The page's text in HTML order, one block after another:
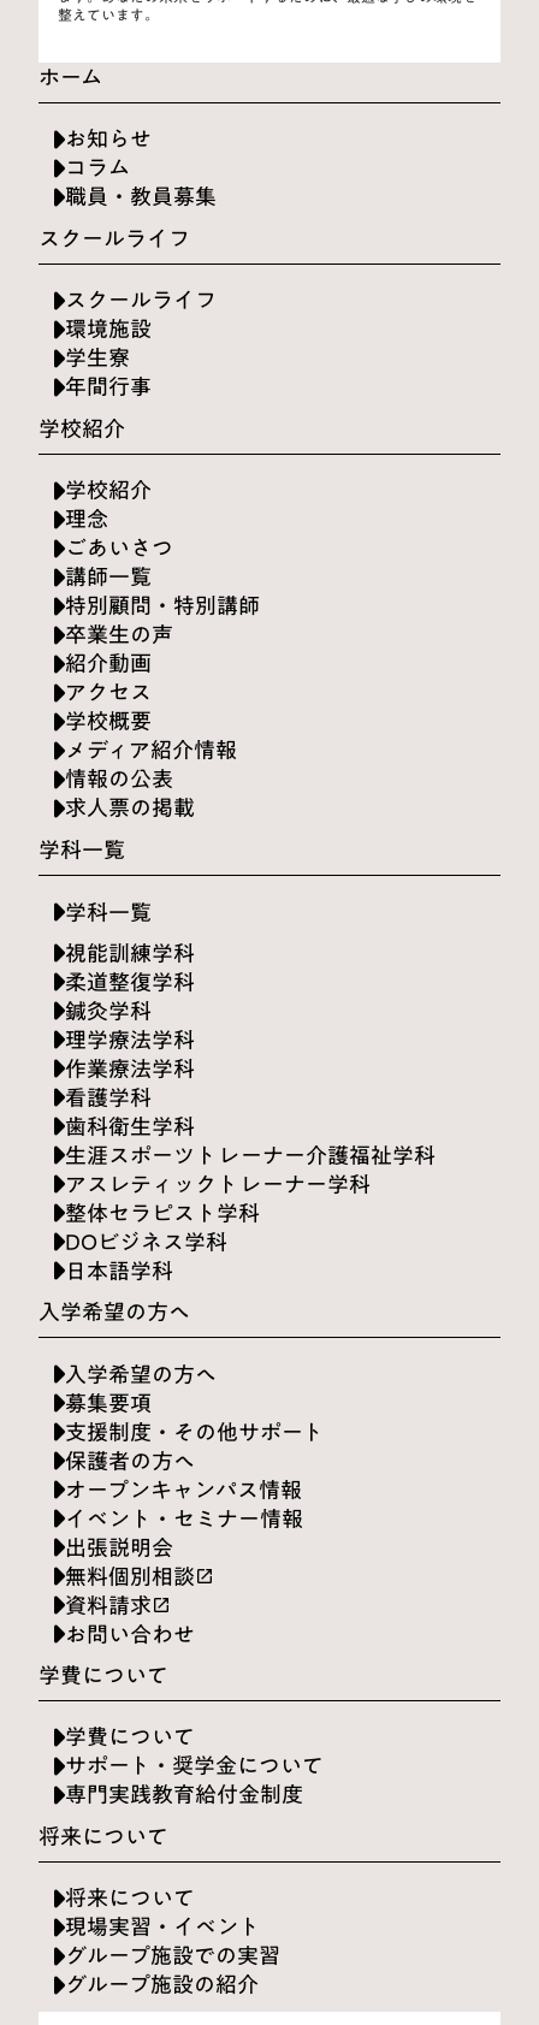
整えています。
ホーム
お知らせ
コラム
職員・教員募集
スクールライフ
スクールライフ
環境施設
学生寮
年間行事
学校紹介
学校紹介
理念
ごあいさつ
講師一覧
特別顧問・特別講師
卒業生の声
紹介動画
アクセス
学校概要
メディア紹介情報
情報の公表
求人票の掲載
学科一覧
学科一覧
視能訓練学科
柔道整復学科
鍼灸学科
理学療法学科
作業療法学科
看護学科
歯科衛生学科
生涯スポーツトレーナー介護福祉学科
アスレティックトレーナー学科
整体セラピスト学科
DOビジネス学科
日本語学科
入学希望の方へ
入学希望の方へ
募集要項
支援制度・その他サポート
保護者の方へ
オープンキャンパス情報
イベント・セミナー情報
出張説明会
無料個別相談launch
資料請求launch
お問い合わせ
学費について
学費について
サポート・奨学金について
専門実践教育給付金制度
将来について
将来について
現場実習・イベント
グループ施設での実習
グループ施設の紹介